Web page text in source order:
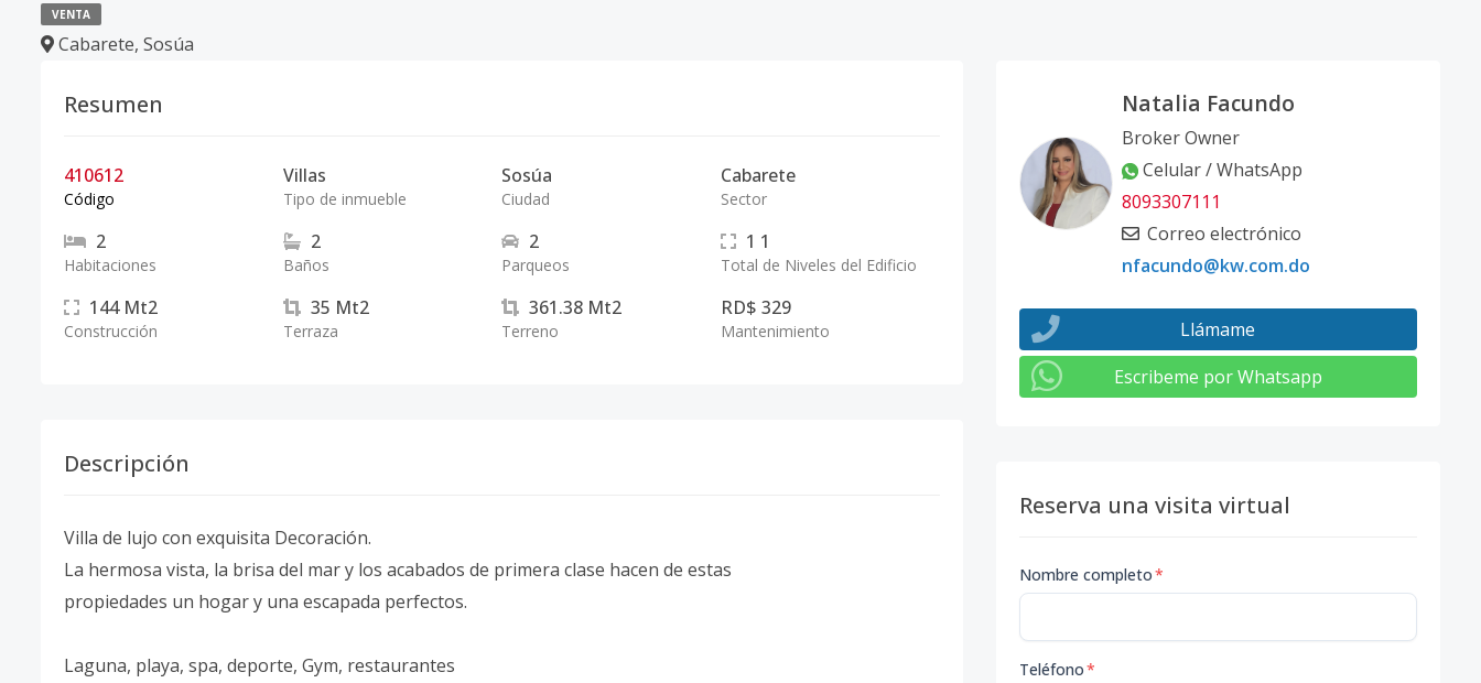
VENTA
Cabarete, Sosúa
Resumen
410612
Código
Villas
Tipo de inmueble
Sosúa
Ciudad
Cabarete
Sector
2
Habitaciones
2
Baños
2
Parqueos
1 1
Total de Niveles del Edificio
144 Mt2
Construcción
35 Mt2
Terraza
361.38 Mt2
Terreno
RD$ 329
Mantenimiento
Descripción
Villa de lujo con exquisita Decoración.
La hermosa vista, la brisa del mar y los acabados de primera clase hacen de estas
propiedades un hogar y una escapada perfectos.
Laguna, playa, spa, deporte, Gym, restaurantes
Natalia Facundo
Broker Owner
Celular / WhatsApp
8093307111
Correo electrónico
nfacundo@kw.com.do
Llámame
Escribeme por Whatsapp
Reserva una visita virtual
Nombre completo*
Teléfono*